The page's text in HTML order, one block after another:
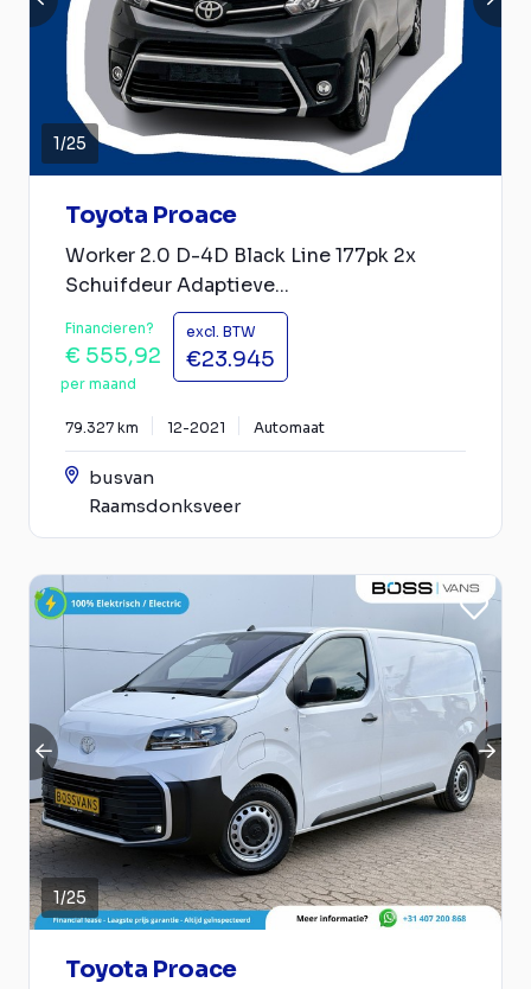
1/25
Toyota Proace
Worker 2.0 D-4D Black Line 177pk 2x
Schuifdeur Adaptieve...
Financieren?
€ 555,92
per maand
excl. BTW
€23.945
79.327 km 12-2021 Automaat
busvan
Raamsdonksveer
1/25
Toyota Proace